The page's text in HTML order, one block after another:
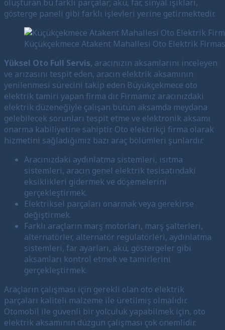
oluşturan bu farklı parçalar; akü, far, sinyal ışıkları,
gösterge paneli gibi farklı işlevleri yerine getirmektedir.
Küçükçekmece Atakent Mahallesi Oto Elektrik
Yüksel Oto Full Servis, aracınızın aksamlarını inceleyen
ve arızasını tespit eden, aracın elektrik aksamının
yenilenmesi sürecini takip eden Büyükçekmece oto
elektrik tamiri yapan firma dır. Firmamız aracınızdaki
elektrik düzeneğiyle çalışan bütün aksamda meydana
gelebilecek sorunları tespit etme ve elektronik aksamı
onarma kabiliyetine sahiptir. Oto elektrikçi firma olarak
hizmetini sağladığımız bazı araç bölümleri şunlardır.
Aracınızdaki aydınlatma sistemleri, ısıtma
sistemleri, aracın genel elektrik tesisatındaki
eksiklikleri gidermek ve döşemelerini
gerçekleştirmek.
Elektriksel parçaları onarmak veya gerekirse
değiştirmek.
Farklı araçların marş motorları, marş şalterleri,
alternatörler, alternatör regülatörleri, aydınlatma
sistemleri, far ayarları, akü, göstergeler gibi
aksamları kontrol etmek ve tamirlerini
gerçekleştirmek.
Araçların çalışması için gerekli olan oto elektrik
parçaları kaliteli malzeme ile üretilmiş olmalıdır.
Otomobil ile güvenli bir yolculuk yapabilmek için, oto
elektrik aksamının düzgün çalışması çok önemlidir.